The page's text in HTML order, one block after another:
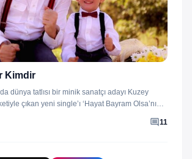
Kimdir
dünya tatlısı bir minik sanatçı adayı Kuzey
çıkan yeni single’ı ‘Hayat Bayram Olsa’nın
comment11